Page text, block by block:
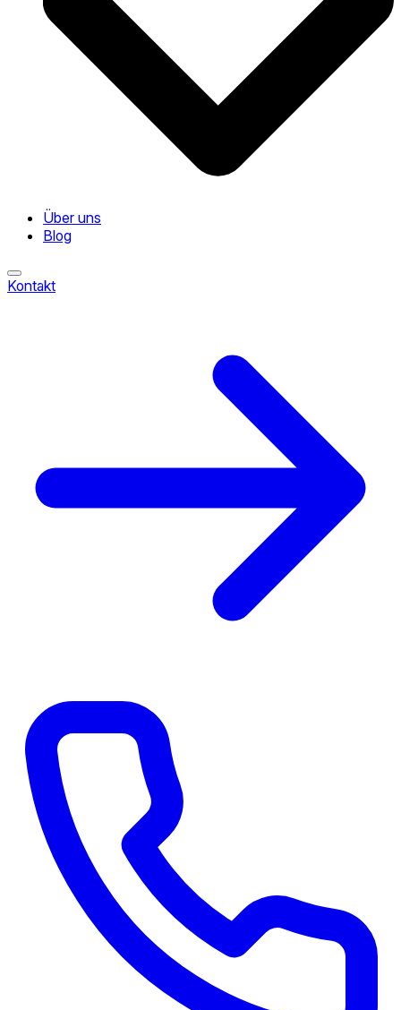
Über uns
Blog
Kontakt